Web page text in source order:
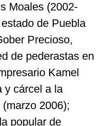
Moales (2002-
de Puebla
Precioso,
de pederastas en
Kamel
y cárcel a la
2006);
popular de